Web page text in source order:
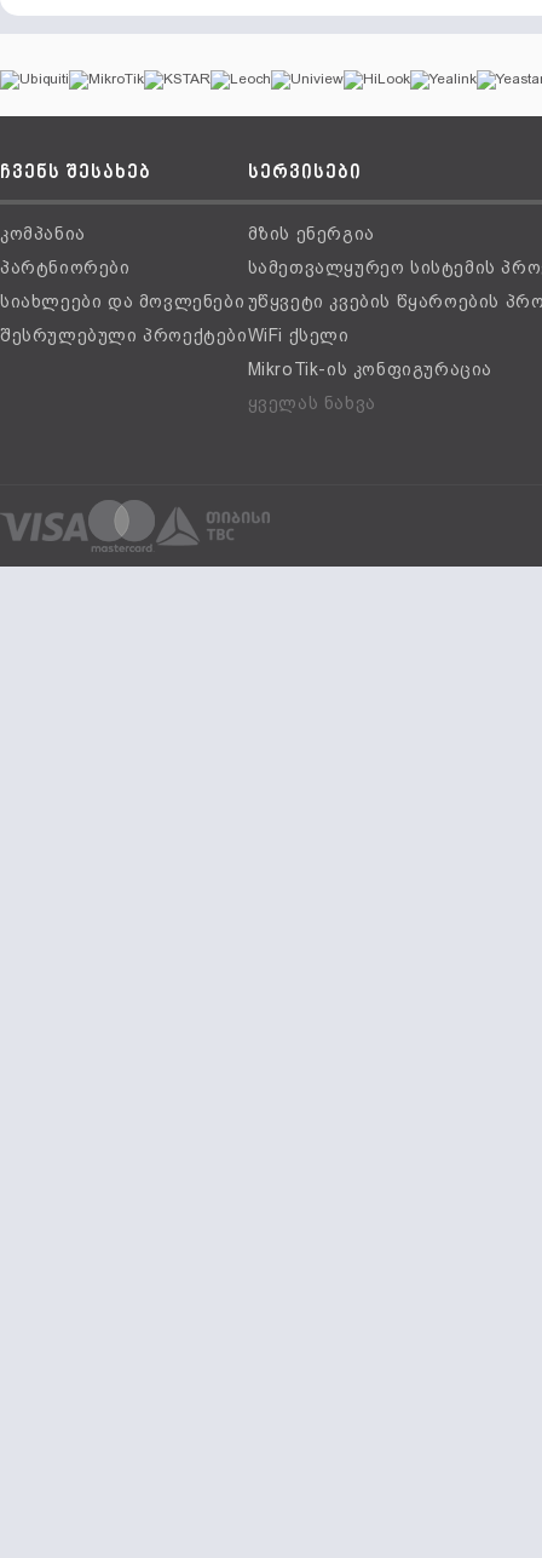
ჩვენს შესახებ
კომპანია
პარტნიორები
სიახლეები და მოვლენები
შესრულებული პროექტები
სერვისები
მზის ენერგია
სამეთვალყურეო სისტემის
უწყვეტი კვების წყაროების
WiFi ქსელი
MikroTik-ის კონფიგურაცია
ყველას ნახვა